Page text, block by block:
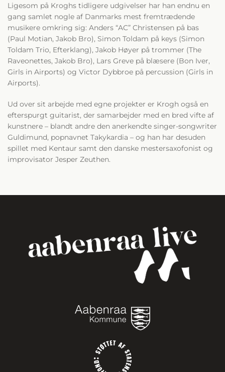
Ligesom på Kroghs tidligere udgivelser har han endnu en
gang samlet nogle af Danmarks mest fremtrædende
musikere omkring sig: Anders “AC” Christensen på bas
(Paul Motian, Jakob Bro), Simon Toldam på keys (Simon
Toldam Trio, Efterklang), Jakob Høyer på trommer (The
Raveonettes, Jakob Bro), Lars Greve på blæsere (Bon Iver,
Girls in Airports) og Victor Dybbroe på percussion (Girls in
Airports).
Ud over sit arbejde med egne projekter er Krogh også en
efterspurgt guitarist, der samarbejder med en bred vifte af
kunstnere – blandt andre den anerkendte singer-songwriter
Guldimund, popnavnet Takykardia – og han har desuden
spillet med Kentaur samt den danske mestersaxofonist og
improvisator Jesper Zeuthen.